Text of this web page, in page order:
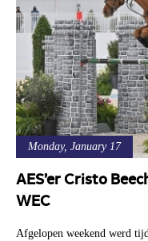
Monday, January 17
AES’er Cristo
WEC
Afgelopen weekend werd